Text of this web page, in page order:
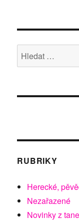
Hledat:
RUBRIKY
Herecké,
Nezařazené
Novinky z